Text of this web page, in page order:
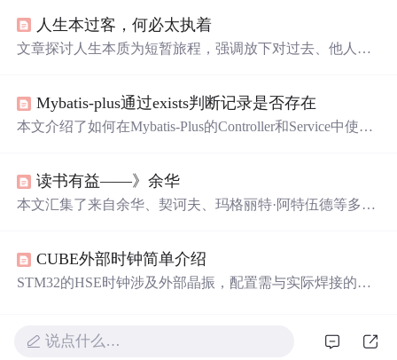
到每个人都是宇宙 的 孩子。文章还提醒读者，既要接受自
己的不足，也要看到自己的成就，保持积极态度。
人生本过客，何必太执着
文章探讨人生本质为短暂旅程，强调放下对过去、他人及
命认知，属人文哲思范畴，无信息技术相关内容。
Mybatis-plus通过exists判断记录是否存在
本文介绍了如何在Mybatis-Plus的Controller和Service中使用e
数据库操作的简化和高效查询实践。
读书有益——》余华
本文汇集了来自余华、契诃夫、玛格丽特·阿特伍德等多位
刻的馈赠，再到理解孤独的意义，这些名言不仅反映了作
者们对世界的独特观察，也为我们提供了面对生活挑战的
CUBE外部时钟简单介绍
STM32的HSE时钟涉及外部晶振，配置需与实际焊接的晶
说点什么…